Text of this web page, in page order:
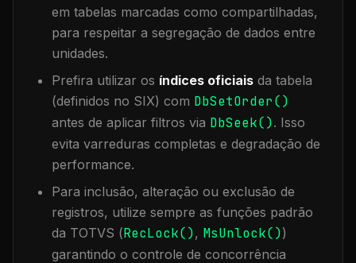
em tabelas marcadas como compartilhadas,
para respeitar a segregação de dados entre
unidades.
Prefira utilizar os índices oficiais da tabela
(definidos no SIX) com DbSetOrder()
antes de aplicar filtros via DbSeek(). Isso
evita varreduras completas e degradação de
performance.
Para inclusão, alteração ou exclusão de
registros, utilize sempre as funções padrão
da TOTVS (RecLock(), MsUnlock())
garantindo o controle de concorrência